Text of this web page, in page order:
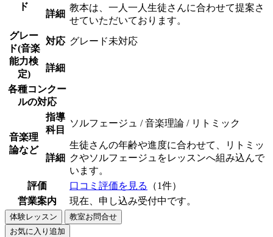
ド
詳細
教本は、一人一人生徒さんに合わせて提案さ
せていただいております。
グレー
ド(音楽
能力検
定)
対応 グレード未対応
詳細
各種コンクー
ルの対応
音楽理
論など
指導
科目
ソルフェージュ / 音楽理論 / リトミック
詳細
生徒さんの年齢や進度に合わせて、リトミッ
クやソルフェージュをレッスンへ組み込んで
います。
評価
口コミ評価を見る
（1件）
営業案内
現在、申し込み受付中です。